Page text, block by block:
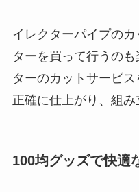
イレクターパイプの
ターを買って行うの
ターのカットサービ
正確に仕上がり、組み
100均グッズで快適